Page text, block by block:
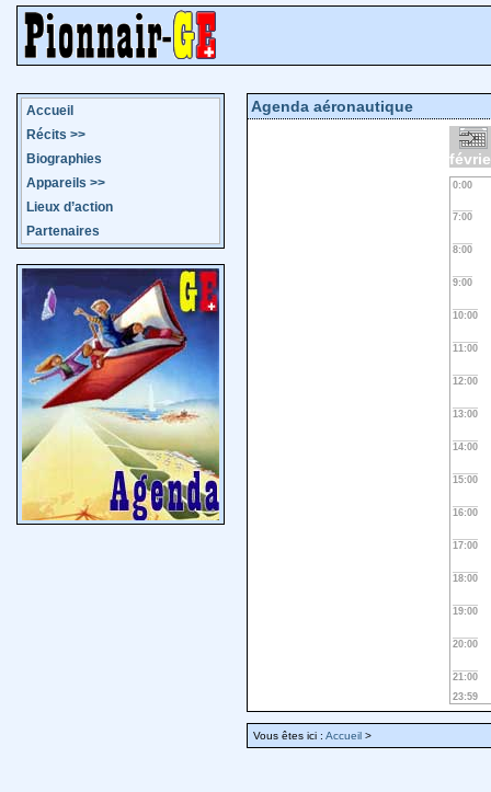
Accueil
Récits >>
Biographies
Appareils >>
Lieux d’action
Partenaires
Agenda aéronautique
0:00
7:00
8:00
9:00
10:00
11:00
12:00
13:00
14:00
15:00
16:00
17:00
18:00
19:00
20:00
21:00
23:59
Vous êtes ici : Accueil >